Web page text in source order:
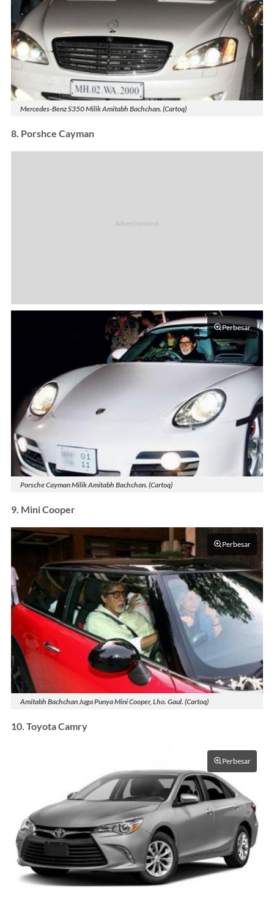
Mercedes-Benz S350 Milik Amitabh Bachchan. (Cartoq)
8. Porshce Cayman
Perbesar
Porsche Cayman Milik Amitabh Bachchan. (Cartoq)
9. Mini Cooper
Perbesar
Amitabh Bachchan Juga Punya Mini Cooper, Lho. Gaul. (Cartoq)
10. Toyota Camry
Perbesar